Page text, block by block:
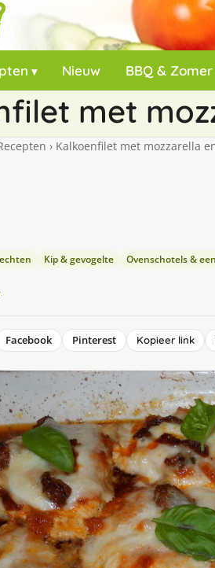
Nieuw BBQ & Zomer
met
› Kalkoenfilet met mozzarella
Kip & gevogelte Ovenschotels &
Facebook Pinterest Kopieer link